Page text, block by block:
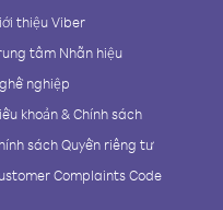
thiệu Viber
tâm Nhãn hiệu
nghiệp
khoản & Chính sách
sách Quyền riêng tư
Complaints Code